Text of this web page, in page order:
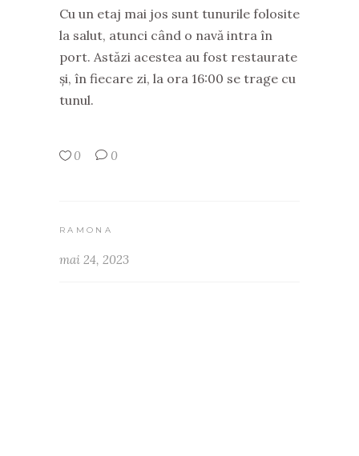
Cu un etaj mai jos sunt tunurile folosite
la salut, atunci când o navă intra în
port. Astăzi acestea au fost restaurate
și, în fiecare zi, la ora 16:00 se trage cu
tunul.
0 0
RAMONA
mai 24, 2023